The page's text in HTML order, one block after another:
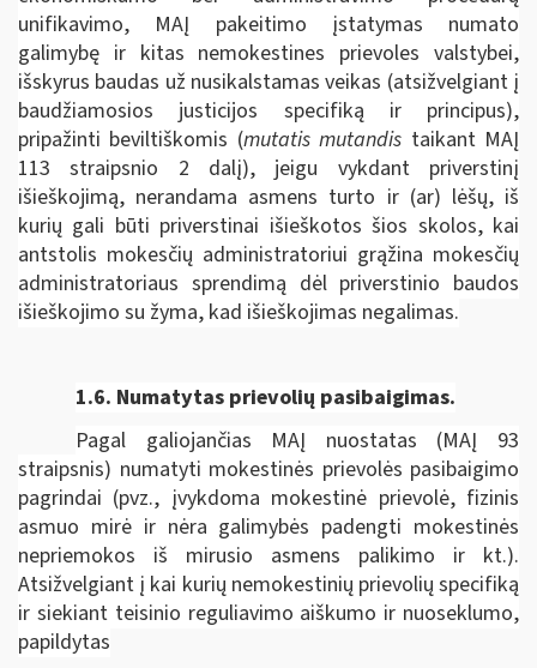
unifikavimo, MAĮ pakeitimo įstatymas numato
galimybę ir kitas nemokestines prievoles valstybei,
išskyrus baudas už nusikalstamas veikas (atsižvelgiant į
baudžiamosios justicijos specifiką ir principus),
pripažinti beviltiškomis (mutatis mutandis taikant MAĮ
113 straipsnio 2 dalį), jeigu vykdant priverstinį
išieškojimą, nerandama asmens turto ir (ar) lėšų, iš
kurių gali būti priverstinai išieškotos šios skolos, kai
antstolis mokesčių administratoriui grąžina mokesčių
administratoriaus sprendimą dėl priverstinio baudos
išieškojimo su žyma, kad išieškojimas negalimas.
1.6. Numatytas prievolių pasibaigimas.
Pagal galiojančias MAĮ nuostatas (MAĮ 93
straipsnis) numatyti mokestinės prievolės pasibaigimo
pagrindai (pvz., įvykdoma mokestinė prievolė, fizinis
asmuo mirė ir nėra galimybės padengti mokestinės
nepriemokos iš mirusio asmens palikimo ir kt.).
Atsižvelgiant į kai kurių nemokestinių prievolių specifiką
ir siekiant teisinio reguliavimo aiškumo ir nuoseklumo,
papildytas